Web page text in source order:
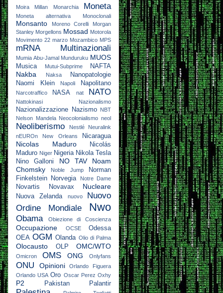
Moira Millan Monarchia Moneta
Moneta alternativa Monoclonali
Monsanto Moreno Corelli
Morgan
Stanley Morgellons Mossad Motorola
Movimento 22 marzo Mozambico MPS
mRNA Multinazionali
Mumia Abu-Jamal Munduruku MUOS
Musica Mutui-Subprime NAFTA
Nakba Naksa
Nanopatologie
Naomi Klein
Napoli Napolitano
Narcotraffico NASA nat NATO
Nattokinasi Nazionalismo
Nazionalizzazione Nazismo
NBT
Nelson Mandela Neocolonialismo neol
Neoliberismo Nestlé
Neuralink
nEUROn
New Orleans Nicaragua
Nicolas Maduro
Nicolás
Maduro Niger Nigeria Nikola Tesla
Nino Galloni
NO TAV
Noam
Chomsky
Noble Jump
Norman
Finkelstein
Norvegia Notre Dame
Novartis Novavax Nucleare
Nuova Zelanda nuovo
Nuovo
Ordine Mondiale
Nwo
Obama Obiezione di Coscienza
Occupazione OCSE
Odessa
OEA OGM Olanda Olio di Palma
Olocausto OLP OMC/WTO
Omicron OMS ONG Onlyfans
ONU Opinioni
Orlando Figuera
Orlando USA Oro Oscar Perez Oxhy
P2 Pakistan Palantir